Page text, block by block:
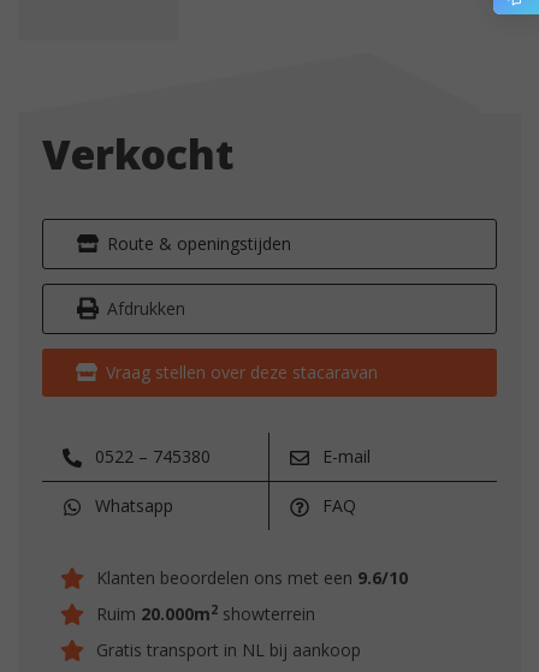
Verkocht
Route & openingstijden
Afdrukken
Vraag stellen over deze stacaravan
0522 – 745380 E-mail
Whatsapp FAQ
Klanten beoordelen ons met een 9.6/10
Ruim 20.000m2 showterrein
Gratis transport in NL bij aankoop